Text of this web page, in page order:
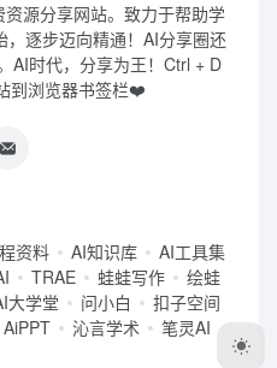
源分享网站。致力于帮助学
逐步迈向精通！AI分享圈还
AI时代，分享为王！Ctrl + D
到浏览器书签栏❤️
资料 AI知识库
AI工具集
TRAE 蛙蛙写作
绘蛙
大学堂 问小白
扣子空间
AiPPT 沁言学术 笔灵AI